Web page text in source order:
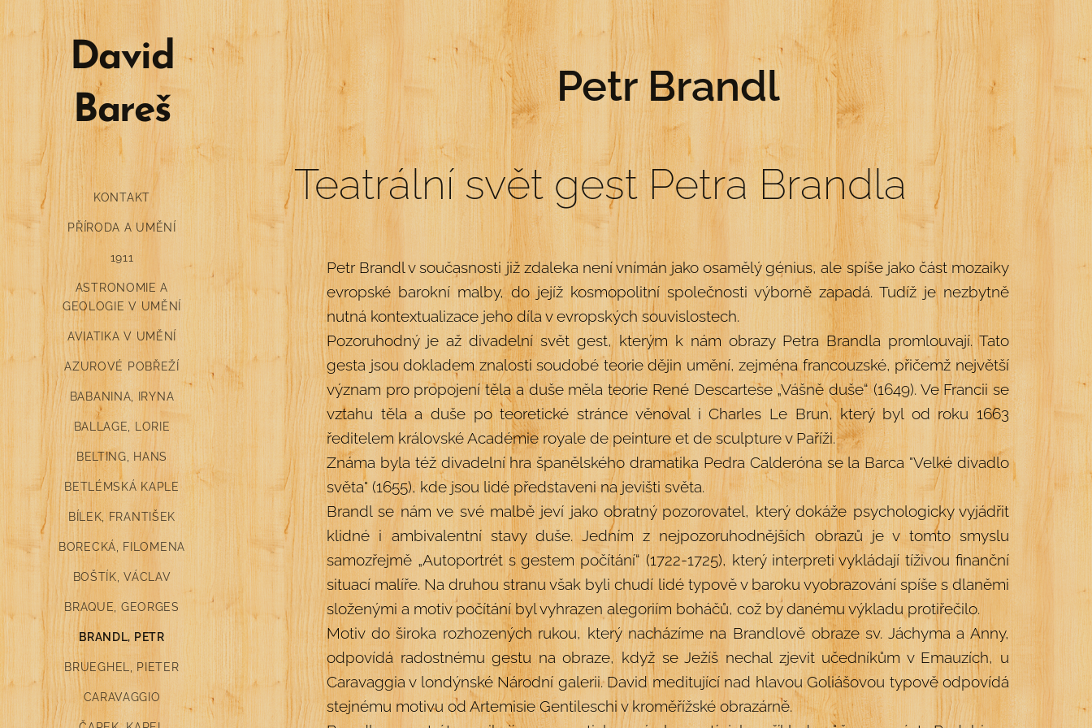
David
Bareš
KONTAKT
PŘÍRODA A UMĚNÍ
1911
ASTRONOMIE A
GEOLOGIE V UMĚNÍ
AVIATIKA V UMĚNÍ
AZUROVÉ POBŘEŽÍ
BABANINA, IRYNA
BALLAGE, LORIE
BELTING, HANS
BETLÉMSKÁ KAPLE
BÍLEK, FRANTIŠEK
BORECKÁ, FILOMENA
BOŠTÍK, VÁCLAV
BRAQUE, GEORGES
BRANDL, PETR
BRUEGHEL, PIETER
CARAVAGGIO
Petr Brandl
Teatrální svět gest Petra Brandla
Petr Brandl v současnosti již zdaleka není vnímán jako osamělý génius, ale spíše jako část mozaiky
evropské barokní malby, do jejíž kosmopolitní společnosti výborně zapadá. Tudíž je nezbytně
nutná kontextualizace jeho díla v evropských souvislostech.
Pozoruhodný je až divadelní svět gest, kterým k nám obrazy Petra Brandla promlouvají. Tato
gesta jsou dokladem znalosti soudobé teorie dějin umění, zejména francouzské, přičemž největší
význam pro propojení těla a duše měla teorie René Descartese „Vášně duše“ (1649). Ve Francii se
vztahu těla a duše po teoretické stránce věnoval i Charles Le Brun, který byl od roku 1663
ředitelem královské Académie royale de peinture et de sculpture v Paříži.
Známa byla též divadelní hra španělského dramatika Pedra Calderóna se la Barca "Velké divadlo
světa" (1655), kde jsou lidé představeni na jevišti světa.
Brandl se nám ve své malbě jeví jako obratný pozorovatel, který dokáže psychologicky vyjádřit
klidné i ambivalentní stavy duše. Jedním z nejpozoruhodnějších obrazů je v tomto smyslu
samozřejmě „Autoportrét s gestem počítání“ (1722-1725), který interpreti vykládají tíživou finanční
situací malíře. Na druhou stranu však byli chudí lidé typově v baroku vyobrazování spíše s dlaněmi
složenými a motiv počítání byl vyhrazen alegoriím boháčů, což by danému výkladu protiřečilo.
Motiv do široka rozhozených rukou, který nacházíme na Brandlově obraze sv. Jáchyma a Anny,
odpovídá radostnému gestu na obraze, když se Ježíš nechal zjevit učedníkům v Emauzích, u
Caravaggia v londýnské Národní galerii. David meditující nad hlavou Goliášovou typově odpovídá
stejnému motivu od Artemisie Gentileschi v kroměřížské obrazárně.